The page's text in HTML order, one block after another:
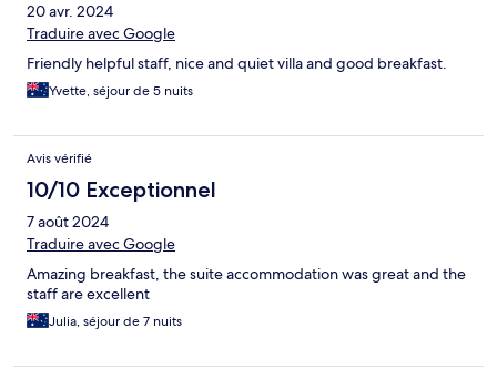
20 avr. 2024
Traduire avec Google
Friendly helpful staff, nice and quiet villa and good breakfast.
Yvette, séjour de 5 nuits
Avis vérifié
10/10 Exceptionnel
7 août 2024
Traduire avec Google
Amazing breakfast, the suite accommodation was great and the
staff are excellent
Julia, séjour de 7 nuits